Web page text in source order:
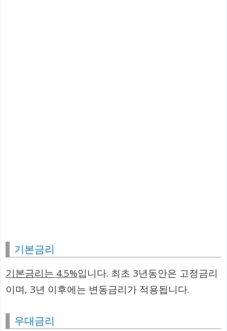
기본금리
기본금리는 4.5%입니다. 최초 3년동안은 고정금리
이며, 3년 이후에는 변동금리가 적용됩니다.
우대금리